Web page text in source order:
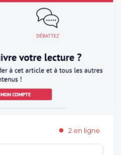
2 en ligne